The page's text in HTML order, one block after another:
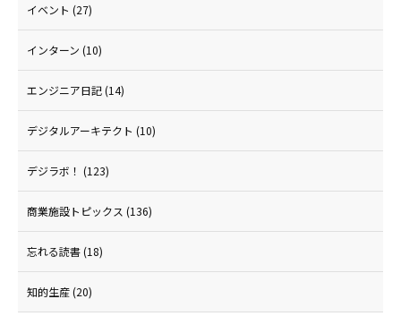
イベント (27)
インターン (10)
エンジニア日記(14)
デジタルアーキテクト (10)
デジラボ！ (123)
商業施設トピックス (136)
忘れる読書(18)
知的生産(20)